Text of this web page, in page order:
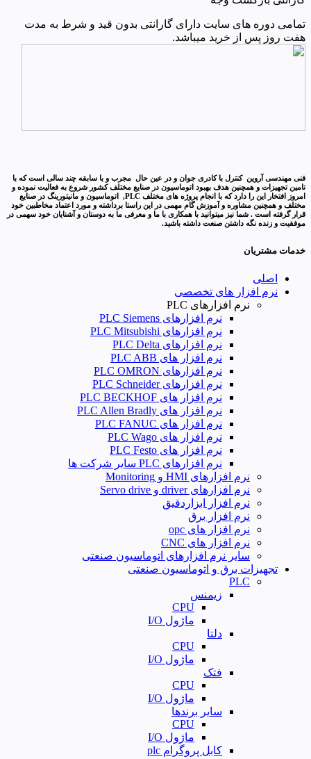
تمامی دوره های سایت دارای گارانتی بدون قید و شرط به مدت
هفت روز پس از خرید میباشد.
فنی مهندسی آروین کنترل با کادری جوان و در عین حال مجرب و با سابقه چند سالی است که با
تامین تجهیزات و همچنین هدف بهبود اتوماسیون در صنایع مختلف کشور شروع به فعالیت نموده و
امروز افتخار این را دارد که با انجام پروژه های مختلف PLC, اتوماسیون و مانیتورینگ در صنایع
مختلف و همچنین مشاوره و آموزش گام مهمی در این راستا برداشته و مورد اعتماد مخاطبین خود
قرار گرفته است . شما نیز میتوانید با همکاری با ما و معرفی ما به دوستان و آشنایان خود سهمی در
موفقیت و زنده نگه داشتن صنعت داشته باشید.
خدمات مشتریان
اصلی
نرم افزار های تخصصی
نرم افزارهای PLC
نرم افزارهای PLC Siemens
نرم افزارهای PLC Mitsubishi
نرم‌ افزارهای PLC Delta
نرم افزار های PLC ABB
نرم افزارهای PLC OMRON
نرم افزارهای PLC Schneider
نرم افزار های PLC BECKHOF
نرم افزار های PLC Allen Bradly
نرم افزار های PLC FANUC
نرم افزار های PLC Wago
نرم افزار های PLC Festo
نرم افزارهای PLC سایر شرکت ها
نرم افزارهای HMI و Monitoring
نرم افزارهای driver و Servo drive
نرم افزار ابزاردقیق
نرم افزار برق
نرم افزار های opc
نرم افزار های CNC
سایر نرم افزارهای اتوماسیون صنعتی
تجهیزات برق و اتوماسیون صنعتی
PLC
زیمنس
CPU
ماژول I/O
دلتا
CPU
ماژول I/O
فتک
CPU
ماژول I/O
سایر برندها
CPU
ماژول I/O
کابل پروگرام plc